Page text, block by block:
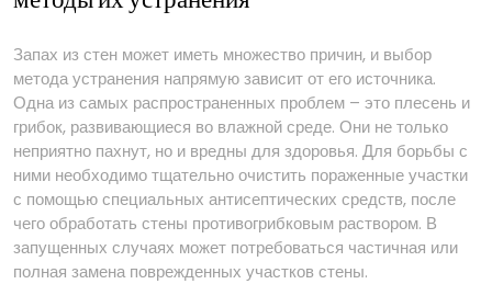
Запах из стен может иметь множество причин, и выбор
метода устранения напрямую зависит от его источника.
Одна из самых распространенных проблем – это плесень и
грибок, развивающиеся во влажной среде. Они не только
неприятно пахнут, но и вредны для здоровья. Для борьбы с
ними необходимо тщательно очистить пораженные участки
с помощью специальных антисептических средств, после
чего обработать стены противогрибковым раствором. В
запущенных случаях может потребоваться частичная или
полная замена поврежденных участков стены.